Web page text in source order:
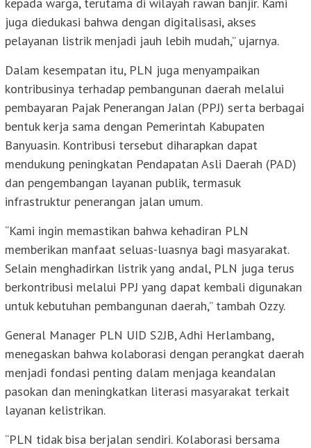
juga diedukasi bahwa dengan digitalisasi, akses
pelayanan listrik menjadi jauh lebih mudah,” ujarnya.
Dalam kesempatan itu, PLN juga menyampaikan
kontribusinya terhadap pembangunan daerah melalui
pembayaran Pajak Penerangan Jalan (PPJ) serta berbagai
bentuk kerja sama dengan Pemerintah Kabupaten
Banyuasin. Kontribusi tersebut diharapkan dapat
mendukung peningkatan Pendapatan Asli Daerah (PAD)
dan pengembangan layanan publik, termasuk
infrastruktur penerangan jalan umum.
“Kami ingin memastikan bahwa kehadiran PLN
memberikan manfaat seluas-luasnya bagi masyarakat.
Selain menghadirkan listrik yang andal, PLN juga terus
berkontribusi melalui PPJ yang dapat kembali digunakan
untuk kebutuhan pembangunan daerah,” tambah Ozzy.
General Manager PLN UID S2JB, Adhi Herlambang,
menegaskan bahwa kolaborasi dengan perangkat daerah
menjadi fondasi penting dalam menjaga keandalan
pasokan dan meningkatkan literasi masyarakat terkait
layanan kelistrikan.
“PLN tidak bisa berjalan sendiri. Kolaborasi bersama